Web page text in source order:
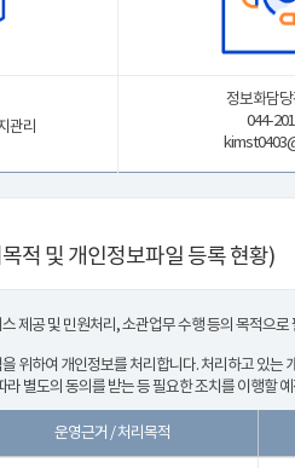
관리
정보화담
044-
적 및 개인정보파일 등록 현황)
제공 및 민원처리, 소관업무 수행 등의 목적으
위하여 개인정보를 처리합니다. 처리하고 있는
별도의 동의를 받는 등 필요한 조치를 이행할
운영근거 / 처리목적